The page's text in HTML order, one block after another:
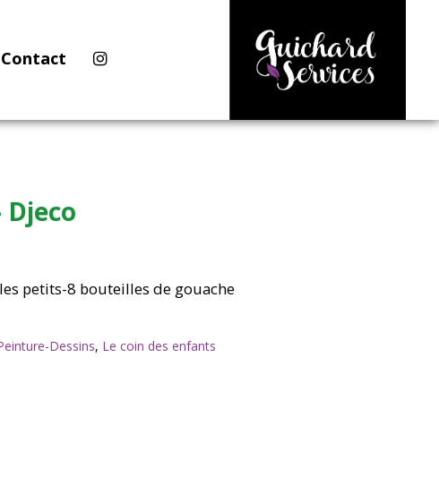
Contact
Djeco
petits-8 bouteilles de gouache
Dessins, Le coin des enfants